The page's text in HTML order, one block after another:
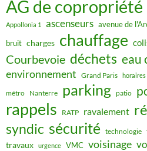
AG de copropriété
Appollonia 1 ascenseurs avenue de
bruit charges chauffage
Courbevoie déchets eau
environnement Grand Paris horaires
métro Nanterre parking patio
rappels RATP ravalement
syndic sécurité technologie
travaux urgence VMC voisinage